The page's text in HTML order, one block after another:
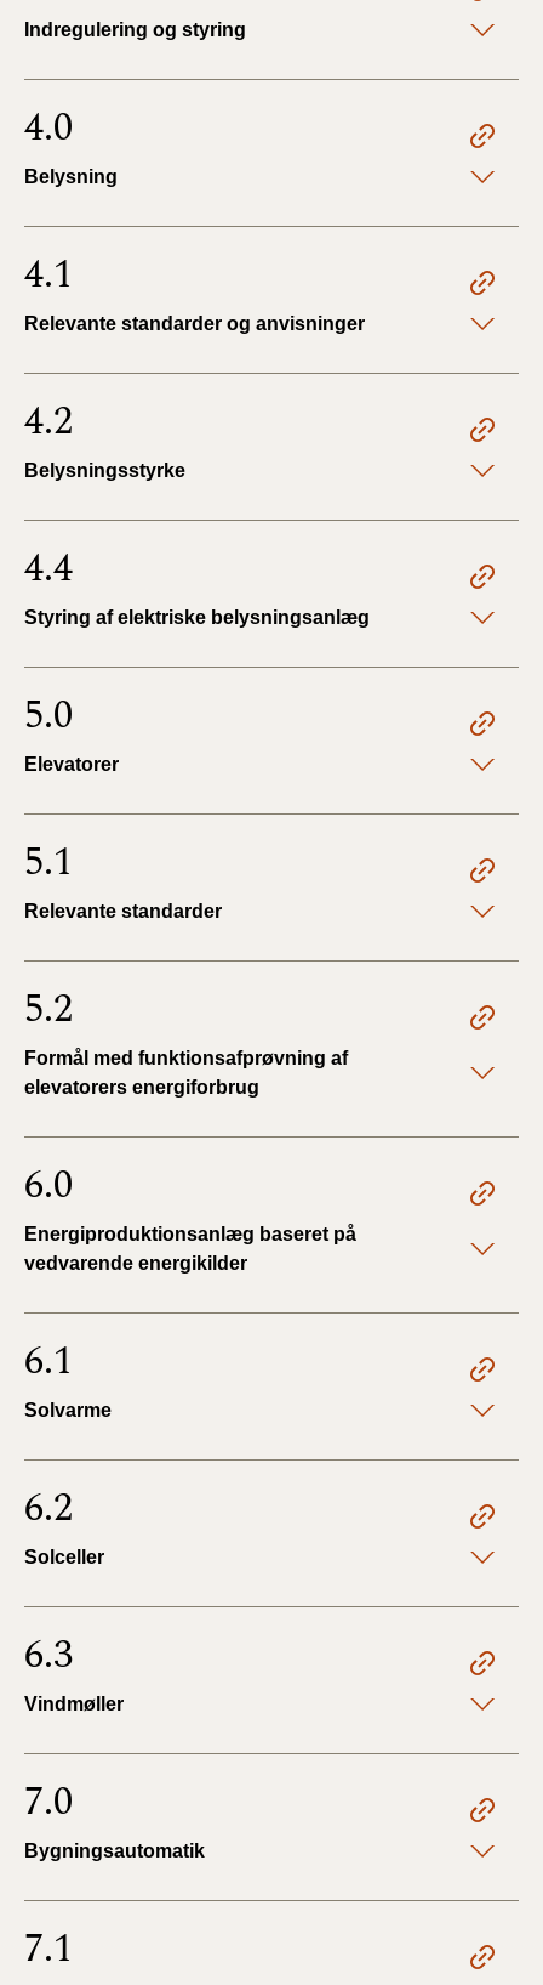
Indregulering og styring
4.0
Belysning
4.1
Relevante standarder og anvisninger
4.2
Belysningsstyrke
4.4
Styring af elektriske belysningsanlæg
5.0
Elevatorer
5.1
Relevante standarder
5.2
Formål med funktionsafprøvning af
elevatorers energiforbrug
6.0
Energiproduktionsanlæg baseret på
vedvarende energikilder
6.1
Solvarme
6.2
Solceller
6.3
Vindmøller
7.0
Bygningsautomatik
7.1